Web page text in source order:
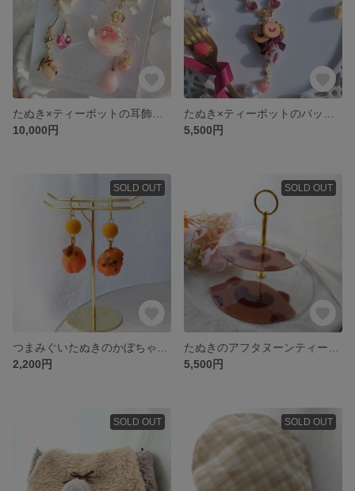
10,000円
5,500円
SOLD OUT
2,200円
SOLD OUT
5,500円
SOLD OUT SOLD OUT